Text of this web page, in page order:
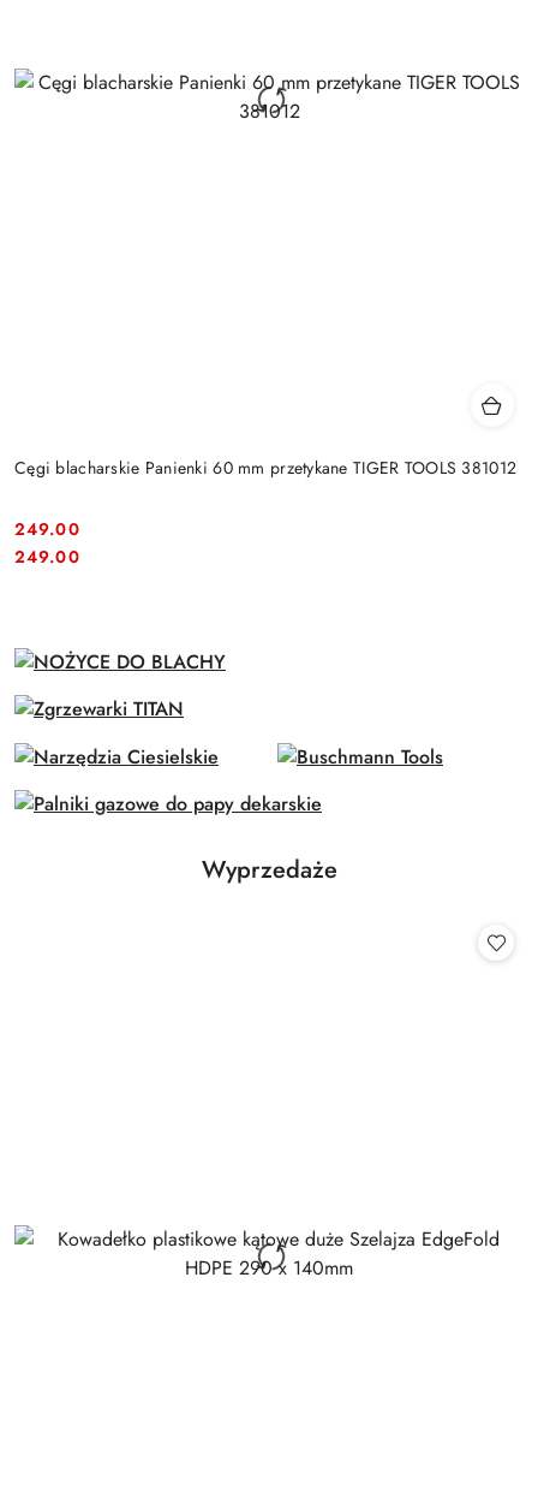
Cęgi blacharskie Panienki 60 mm przetykane TIGER TOOLS 381012
Cena:
249.00
Cena:
249.00
Pomiń karuzelę produktów
Produkty
Wyprzedaże